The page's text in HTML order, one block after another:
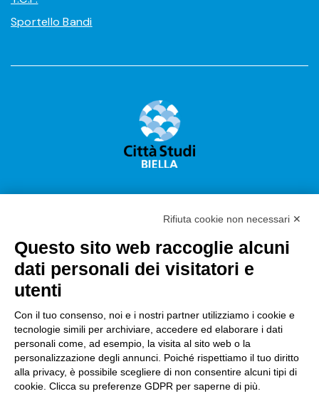
Sportello Bandi
Città Studi S.p.A.
Sede Legale Corso G. Pella, 2 – 13900 Biella Italy –
18.235.000,00
Registro Imprese Biella C. F. e numero 01491490023 –
R.E.A. CCIAA BI n. 142579 – Partita IVA 01491490023
PEC:amm.cittastudi@pec.ptbiellese.it–
Rifiuta cookie non necessari ✕
Questo sito web raccoglie alcuni
dati personali dei visitatori e
utenti
Con il tuo consenso, noi e i nostri partner utilizziamo i cookie e
tecnologie simili per archiviare, accedere ed elaborare i dati
personali come, ad esempio, la visita al sito web o la
personalizzazione degli annunci. Poiché rispettiamo il tuo diritto
alla privacy, è possibile scegliere di non consentire alcuni tipi di
cookie. Clicca su preferenze GDPR per saperne di più.